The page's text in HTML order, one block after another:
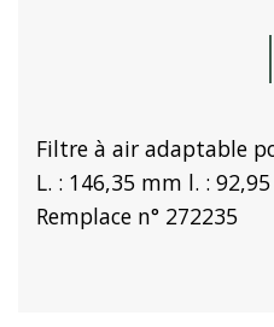
Filtre à air adaptable
L. : 146,35 mm l. :
Remplace n° 272235